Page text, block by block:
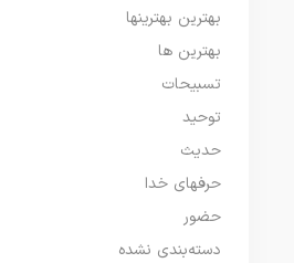
بهترین بهترینها
بهترین ها
تسبیحات
توحید
حدیث
حرفهای خدا
حضور
دسته‌بندی نشده